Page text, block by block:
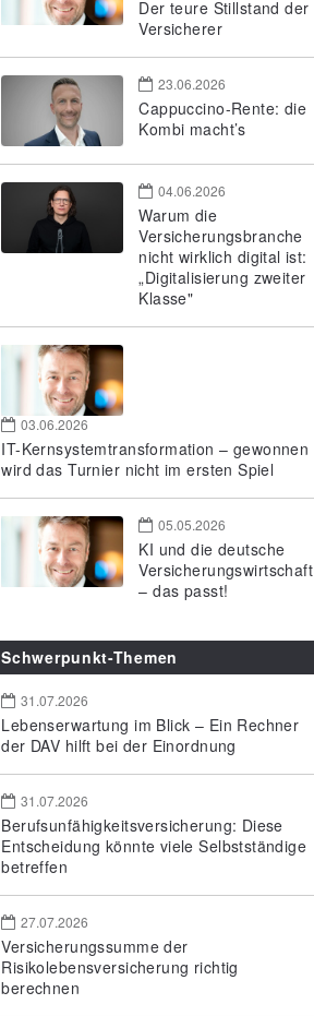
Der teure Stillstand der
Versicherer
23.06.2026
Cappuccino-Rente: die
Kombi macht’s
04.06.2026
Warum die
Versicherungsbranche
nicht wirklich digital ist:
„Digitalisierung zweiter
Klasse"
03.06.2026
IT-Kernsystemtransformation – gewonnen
wird das Turnier nicht im ersten Spiel
05.05.2026
KI und die deutsche
Versicherungswirtschaft
– das passt!
Schwerpunkt-Themen
31.07.2026
Lebenserwartung im Blick – Ein Rechner
der DAV hilft bei der Einordnung
31.07.2026
Berufsunfähigkeitsversicherung: Diese
Entscheidung könnte viele Selbstständige
betreffen
27.07.2026
Versicherungssumme der
Risikolebensversicherung richtig
berechnen